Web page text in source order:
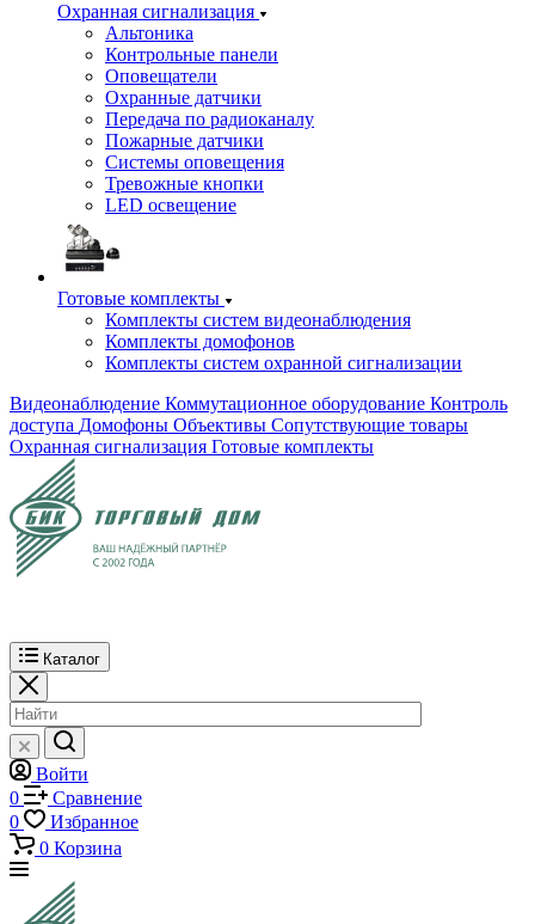
Охранная сигнализация
Альтоника
Контрольные панели
Оповещатели
Охранные датчики
Передача по радиоканалу
Пожарные датчики
Системы оповещения
Тревожные кнопки
LED освещение
Готовые комплекты
Комплекты систем видеонаблюдения
Комплекты домофонов
Комплекты систем охранной сигнализации
Видеонаблюдение Коммутационное оборудование Контроль
доступа Домофоны Объективы Сопутствующие товары
Охранная сигнализация Готовые комплекты
Каталог
Войти
0
Сравнение
0
Избранное
0 Корзина